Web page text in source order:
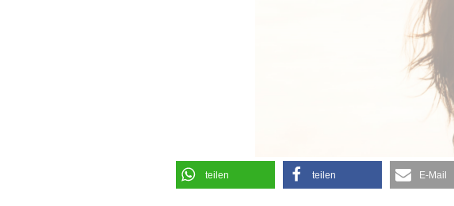
teilen teilen E-Mail